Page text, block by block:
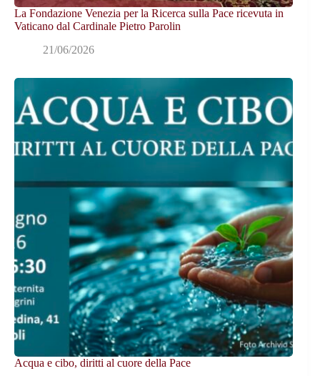
La Fondazione Venezia per la Ricerca sulla Pace ricevuta in
Vaticano dal Cardinale Pietro Parolin
21/06/2026
Acqua e cibo, diritti al cuore della Pace